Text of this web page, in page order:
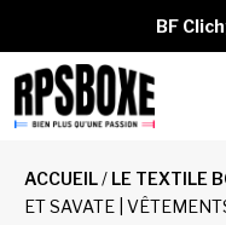
BF
ACCUEIL/ LE TEXTILE
ET SAVATE |